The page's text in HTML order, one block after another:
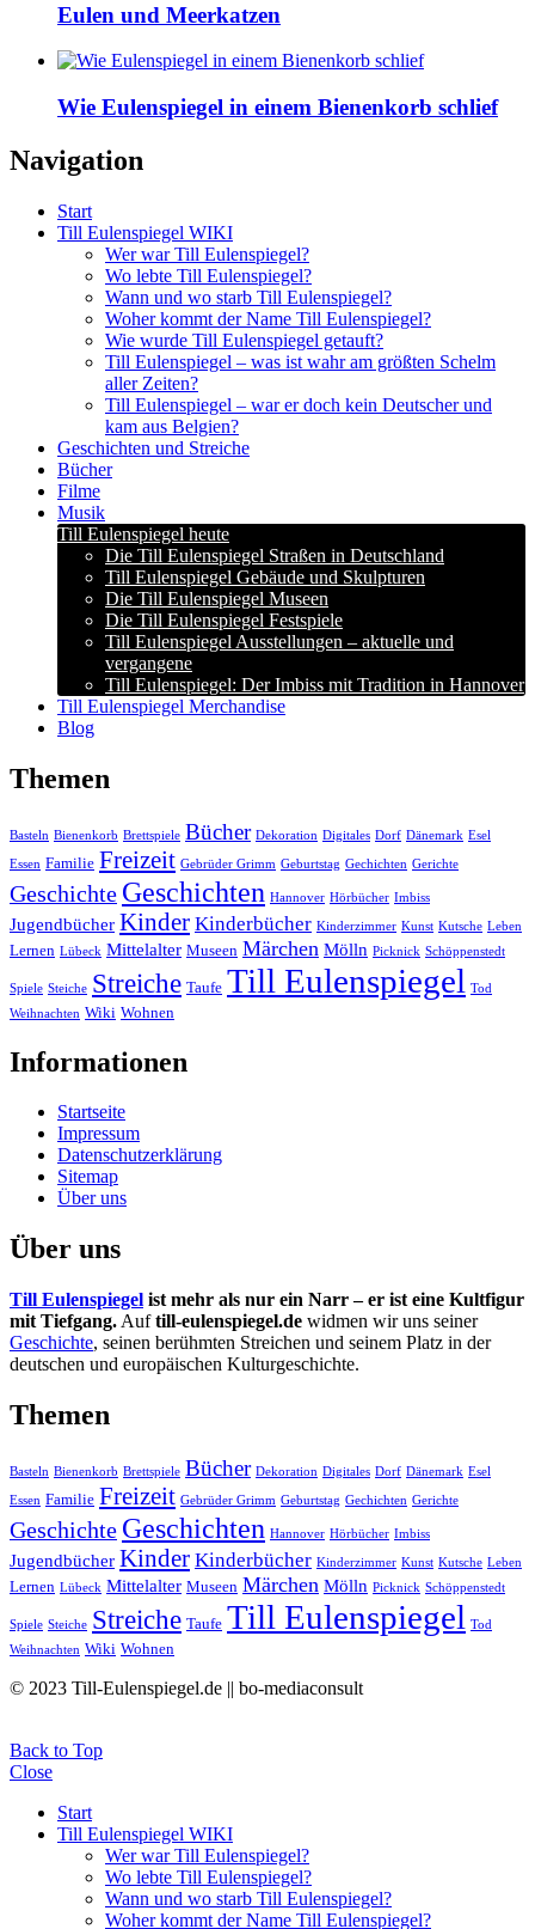
Eulen und Meerkatzen
Wie Eulenspiegel in einem Bienenkorb schlief
Navigation
Start
Till Eulenspiegel WIKI
Wer war Till Eulenspiegel?
Wo lebte Till Eulenspiegel?
Wann und wo starb Till Eulenspiegel?
Woher kommt der Name Till Eulenspiegel?
Wie wurde Till Eulenspiegel getauft?
Till Eulenspiegel – was ist wahr am größten Schelm
aller Zeiten?
Till Eulenspiegel – war er doch kein Deutscher und
kam aus Belgien?
Geschichten und Streiche
Bücher
Filme
Musik
Till Eulenspiegel heute
Die Till Eulenspiegel Straßen in Deutschland
Till Eulenspiegel Gebäude und Skulpturen
Die Till Eulenspiegel Museen
Die Till Eulenspiegel Festspiele
Till Eulenspiegel Ausstellungen – aktuelle und
vergangene
Till Eulenspiegel: Der Imbiss mit Tradition in Hannover
Till Eulenspiegel Merchandise
Blog
Themen
Basteln Bienenkorb Brettspiele Bücher Dekoration Digitales Dorf Dänemark Esel
Essen Familie Freizeit Gebrüder Grimm Geburtstag Gechichten Gerichte
Geschichte Geschichten Hannover Hörbücher Imbiss
Jugendbücher Kinder Kinderbücher Kinderzimmer Kunst Kutsche Leben
Lernen Lübeck Mittelalter Museen Märchen Mölln Picknick Schöppenstedt
Spiele Steiche Streiche Taufe Till Eulenspiegel Tod
Weihnachten Wiki Wohnen
Informationen
Startseite
Impressum
Datenschutzerklärung
Sitemap
Über uns
Über uns
Till Eulenspiegel ist mehr als nur ein Narr – er ist eine Kultfigur
mit Tiefgang. Auftill-eulenspiegel.de widmen wir uns seiner
Geschichte, seinen berühmten Streichen und seinem Platz in der
deutschen und europäischen Kulturgeschichte.
Themen
Basteln Bienenkorb Brettspiele Bücher Dekoration Digitales Dorf Dänemark Esel
Essen Familie Freizeit Gebrüder Grimm Geburtstag Gechichten Gerichte
Geschichte Geschichten Hannover Hörbücher Imbiss
Jugendbücher Kinder Kinderbücher Kinderzimmer Kunst Kutsche Leben
Lernen Lübeck Mittelalter Museen Märchen Mölln Picknick Schöppenstedt
Spiele Steiche Streiche Taufe Till Eulenspiegel Tod
Weihnachten Wiki Wohnen
© 2023 Till-Eulenspiegel.de || bo-mediaconsult
Back to Top
Close
Start
Till Eulenspiegel WIKI
Wer war Till Eulenspiegel?
Wo lebte Till Eulenspiegel?
Wann und wo starb Till Eulenspiegel?
Woher kommt der Name Till Eulenspiegel?